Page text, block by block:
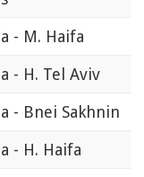
- M. Haifa
- H. Tel Aviv
- Bnei Sakhnin
- H. Haifa